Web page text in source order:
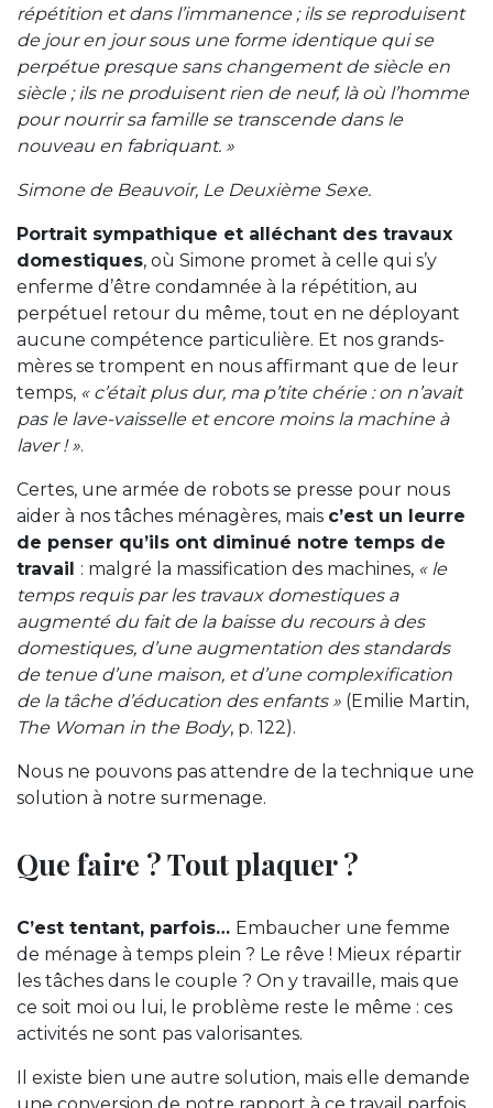
répétition et dans l’immanence ; ils se reproduisent
de jour en jour sous une forme identique qui se
perpétue presque sans changement de siècle en
siècle ; ils ne produisent rien de neuf, là où l’homme
pour nourrir sa famille se transcende dans le
nouveau en fabriquant. »
Simone de Beauvoir, Le Deuxième Sexe.
Portrait sympathique et alléchant des travaux
domestiques, où Simone promet à celle qui s’y
enferme d’être condamnée à la répétition, au
perpétuel retour du même, tout en ne déployant
aucune compétence particulière. Et nos grands-
mères se trompent en nous affirmant que de leur
temps, « c’était plus dur, ma p’tite chérie : on n’avait
pas le lave-vaisselle et encore moins la machine à
laver ! ».
Certes, une armée de robots se presse pour nous
aider à nos tâches ménagères, mais c’est un leurre
de penser qu’ils ont diminué notre temps de
travail : malgré la massification des machines, « le
temps requis par les travaux domestiques a
augmenté du fait de la baisse du recours à des
domestiques, d’une augmentation des standards
de tenue d’une maison, et d’une complexification
de la tâche d’éducation des enfants » (Emilie Martin,
The Woman in the Body, p. 122).
Nous ne pouvons pas attendre de la technique une
solution à notre surmenage.
Que faire ? Tout plaquer ?
C’est tentant, parfois… Embaucher une femme
de ménage à temps plein ? Le rêve ! Mieux répartir
les tâches dans le couple ? On y travaille, mais que
ce soit moi ou lui, le problème reste le même : ces
activités ne sont pas valorisantes.
Il existe bien une autre solution, mais elle demande